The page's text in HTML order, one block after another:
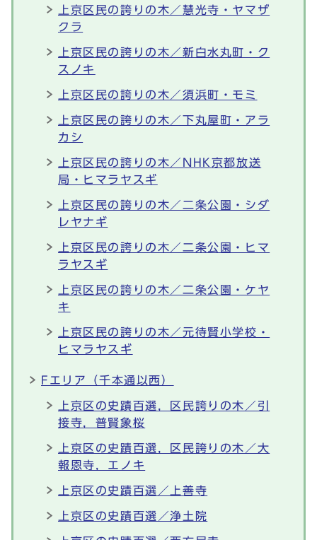
上京区民の誇りの木／慧光寺・ヤマザ
クラ
上京区民の誇りの木／新白水丸町・ク
スノキ
上京区民の誇りの木／須浜町・モミ
上京区民の誇りの木／下丸屋町・アラ
カシ
上京区民の誇りの木／NHK京都放送
局・ヒマラヤスギ
上京区民の誇りの木／二条公園・シダ
レヤナギ
上京区民の誇りの木／二条公園・ヒマ
ラヤスギ
上京区民の誇りの木／二条公園・ケヤ
キ
上京区民の誇りの木／元待賢小学校・
ヒマラヤスギ
Fエリア（千本通以西）
上京区の史蹟百選，区民誇りの木／引
接寺，普賢象桜
上京区の史蹟百選，区民誇りの木／大
報恩寺，エノキ
上京区の史蹟百選／上善寺
上京区の史蹟百選／浄土院